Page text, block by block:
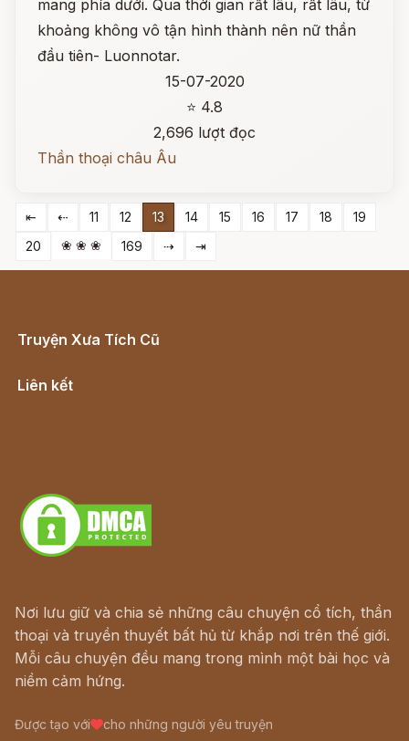
mang phía dưới. Qua thời gian rất lâu, rất lâu, từ
khoảng không vô tận hình thành nên nữ thần
đầu tiên- Luonnotar.
15-07-2020
⭐ 4.8
2,696 lượt đọc
Thần thoại châu Âu
⇤ ⇠ 11 12 13 14 15 16 17 18
19
20
❀ ❀ ❀ 169 ⇢ ⇥
Truyện Xưa Tích Cũ
Liên kết
Nơi lưu giữ và chia sẻ những câu chuyện cổ tích, thần
thoại và truyền thuyết bất hủ từ khắp nơi trên thế giới.
Mỗi câu chuyện đều mang trong mình một bài học và
niềm cảm hứng.
Được tạo với cho những người yêu truyện